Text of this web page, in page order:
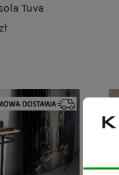
Tuva